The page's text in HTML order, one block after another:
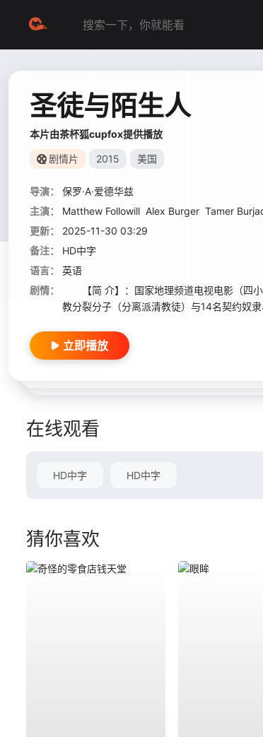
圣徒与陌生人
本片由茶杯狐cupfox提供播放
剧情片 2015 美国
导演：
保罗·A·爱德华兹
主演：
Matthew Followill Alex Burger Tamer
更新：
2025-11-30 03:29
备注：
HD中字
语言：
英语
剧情：
【简 介】：国家地理频道电视电影（四
教分裂分子（分离派清教徒）与14名契约奴
立即播放
在线观看
HD中字 HD中字
猜你喜欢